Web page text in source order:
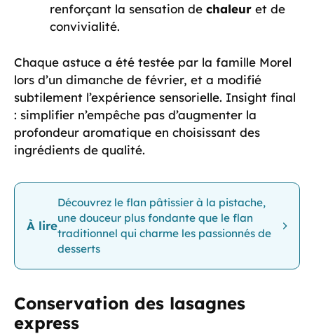
renforçant la sensation de chaleur et de
convivialité.
Chaque astuce a été testée par la famille Morel
lors d’un dimanche de février, et a modifié
subtilement l’expérience sensorielle. Insight final
: simplifier n’empêche pas d’augmenter la
profondeur aromatique en choisissant des
ingrédients de qualité.
À lire
Découvrez le flan pâtissier à la pistache,
une douceur plus fondante que le flan
traditionnel qui charme les passionnés de
desserts
Conservation des lasagnes
express